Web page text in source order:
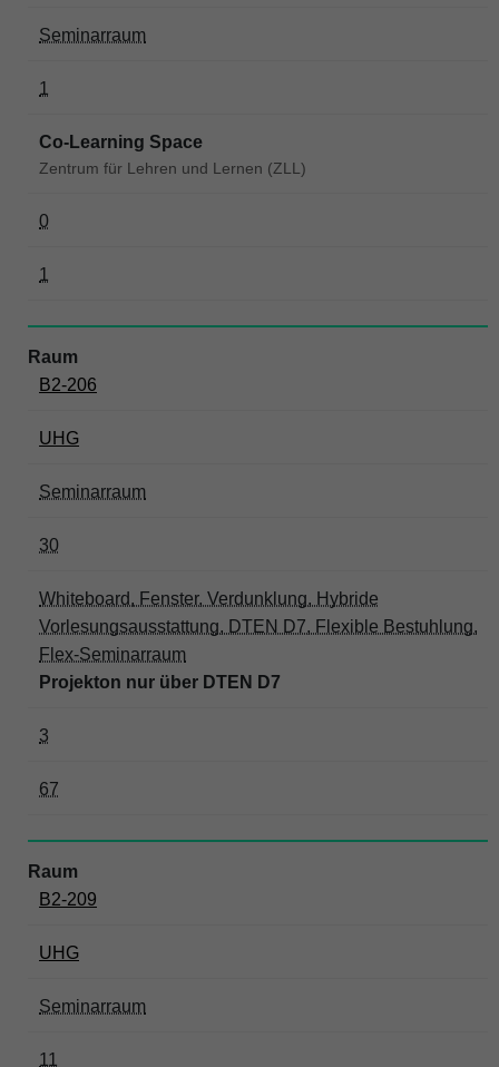
Seminarraum
1
Co-Learning Space
Zentrum für Lehren und Lernen (ZLL)
0
1
B2-206
UHG
Seminarraum
30
Whiteboard, Fenster, Verdunklung, Hybride
Vorlesungsausstattung, DTEN D7, Flexible Bestuhlung,
Flex-Seminarraum
Projekton nur über DTEN D7
3
67
B2-209
UHG
Seminarraum
11